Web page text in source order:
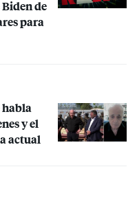
de
para
y el
actual